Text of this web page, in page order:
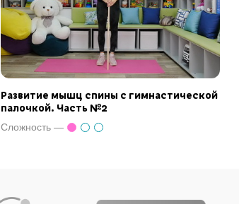
Развитие мышц спины с гимнастической
палочкой. Часть №2
Сложность —